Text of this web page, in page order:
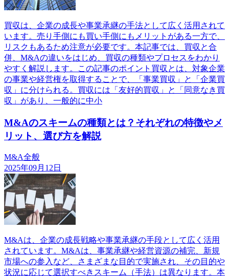
買収は、企業の成長や事業承継の手法として広く活用されて
います。売り手側にも買い手側にもメリットがある一方で、
リスクもあるため注意が必要です。本記事では、買収と合
併、M&Aの違いをはじめ、買収の種類やプロセスをわかり
やすく解説します。この記事のポイント買収とは、対象企業
の事業や経営権を取得することで、「事業買収」と「企業買
収」に分けられる。買収には「友好的買収」と「同意なき買
収」があり、一般的に中小
M&Aのスキームの種類とは？それぞれの特徴やメ
リット、選び方を解説
M&A全般
2025年09月12日
M&Aは、企業の成長戦略や事業承継の手段として広く活用
されています。M&Aは、事業承継や経営資源の補完、新規
市場への参入など、さまざまな目的で実施され、その目的や
状況に応じて選択すべきスキーム（手法）は異なります。本